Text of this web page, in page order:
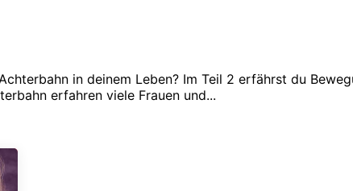
in deinem Leben? Im Teil 2 erfährst du
erfahren viele Frauen und...